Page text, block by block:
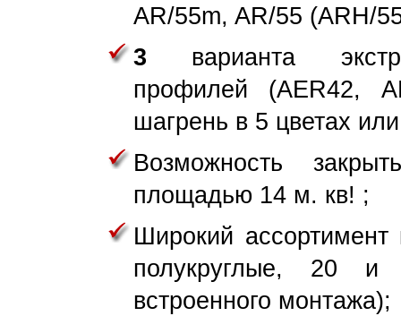
AR/55m, AR/55 (ARH/
3 варианта
профилей (AER42,
шагрень в 5 цветах
Возможность
площадью 14 м. кв! ;
Широкий ассортимент
полукруглые, 20
встроенного монтажа);